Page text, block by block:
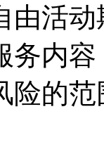
由活
务内
险的